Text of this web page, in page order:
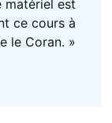
matériel est
ce cours à
le Coran. »